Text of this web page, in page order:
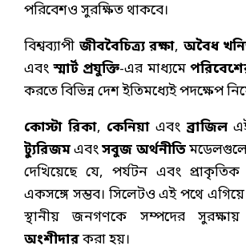
পরিবেশও সুরক্ষিত থাকবে।
বিশ্বব্যাপী জীববৈচিত্র্য রক্ষা, অবৈধ
এবংস্মার্ট প্রযুক্তি-এর মাধ্যমে
করতে বিভিন্ন দেশ ইতিমধ্যেই পদক্ষেপ
কোস্টা রিকা, কেনিয়া এবং ব্রাজিল
ট্যুরিজমএবংসবুজ অর্থনীতিমডেলগুলো
দেখিয়েছে যে, পর্যটন এবং প্রাকৃতিক
একসঙ্গে সম্ভব। সিলেটও এই পথে এগিয়ে
স্থানীয় জনগণকে সম্পদের
অংশীদারকরা হয়।